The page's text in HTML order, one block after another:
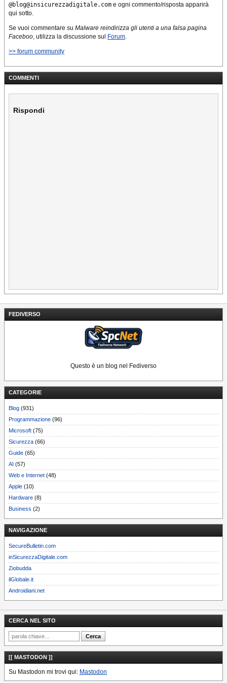
FEDIVERSO
Questo è un blog nel Fediverso
CATEGORIE
Blog (931)
Programmazione (96)
Microsoft (75)
Sicurezza (66)
Guide (65)
AI (57)
Web e Internet (48)
Apple (10)
Hardware (8)
Business (2)
NAVIGAZIONE
SecureBulletin.com
inSicurezzaDigitale.com
Ziobudda
ilGlobale.it
Androidiani.net
@blog@insicurezzadigitale.com e ogni commento/risposta apparirà
qui sotto.
Se vuoi commentare su Malware reindirizza gli utenti a una falsa pagina
Faceboo, utilizza la discussione sul Forum.
>> forum community
COMMENTI
Rispondi
CERCA NEL SITO
[[ MASTODON ]]
Su Mastodon mi trovi qui: Mastodon